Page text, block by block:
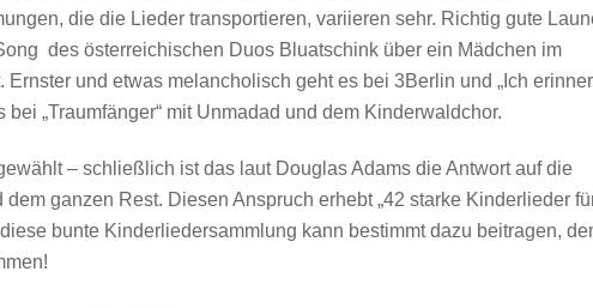
die die Lieder transportieren, variieren sehr. Richtig gute
des österreichischen Duos Bluatschink über ein Mädchen im
und etwas melancholisch geht es bei 3Berlin und „Ich erinner
„Traumfänger“ mit Unmadad und dem Kinderwaldchor.
– schließlich ist das laut Douglas Adams die Antwort auf die
ganzen Rest. Diesen Anspruch erhebt „42 starke Kinderlieder
bunte Kinderliedersammlung kann bestimmt dazu beitragen,